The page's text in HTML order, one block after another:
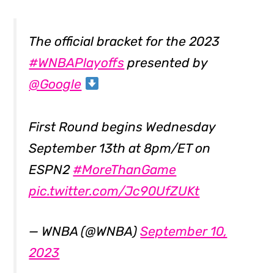
The official bracket for the 2023
#WNBAPlayoffs presented by
@Google
First Round begins Wednesday
September 13th at 8pm/ET on
ESPN2 #MoreThanGame
pic.twitter.com/Jc90UfZUKt
— WNBA (@WNBA)September 10,
2023